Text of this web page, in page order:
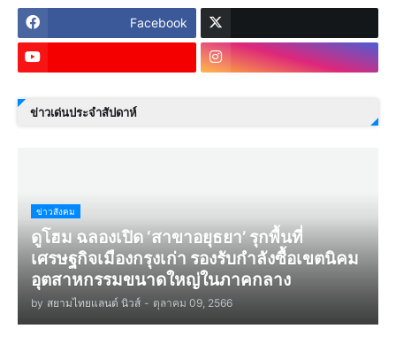
Facebook
ข่าวเด่นประจำสัปดาห์
ข่าวสังคม
ดูโฮม ฉลองเปิด ‘สาขาอยุธยา’ รุกพื้นที่
เศรษฐกิจเมืองกรุงเก่า รองรับกำลังซื้อเขตนิคม
อุตสาหกรรมขนาดใหญ่ในภาคกลาง
by สยามไทยแลนด์ นิวส์ - ตุลาคม 09, 2566